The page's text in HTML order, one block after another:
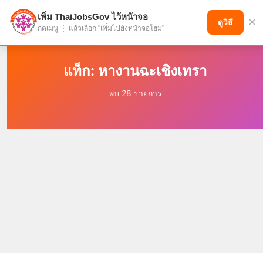
แบ่งปันโอกาส เพื่ออนาคตที่ก้าวหน้า
แท็ก: หางานฉะเชิงเทรา
พบ 28 รายการ
เพิ่ม ThaiJobsGov ไว้หน้าจอ
กดเมนู ⋮ แล้วเลือก "เพิ่มไปยังหน้าจอโฮม"
ดูวิธี ×